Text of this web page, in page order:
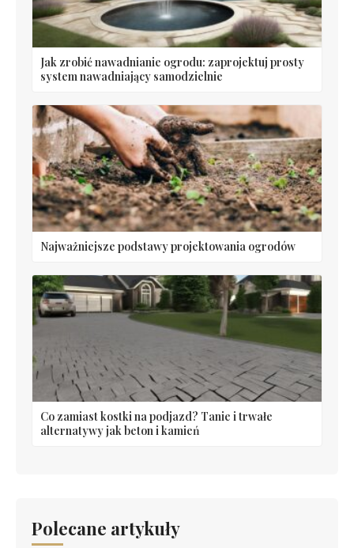
Jak zrobić nawadnianie ogrodu: zaprojektuj prosty
system nawadniający samodzielnie
Najważniejsze podstawy projektowania ogrodów
Co zamiast kostki na podjazd? Tanie i trwałe
alternatywy jak beton i kamień
Polecane artykuły